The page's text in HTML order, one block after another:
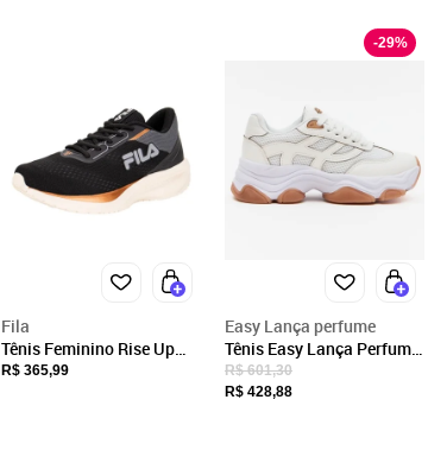
Fechar
Combate Seller
Razão Social
COMBATE SELLER LTDA ME
CNPJ
Endereço
Barão do Itararé, 22
Jaguaruna, SC/SC
CEP: 88715-000
Fila
Tênis Feminino Rise Up
Fila F02tr00116 2060116
R$ 365,99
-29%
Easy Lança perfume
Tênis Easy Lança Perfume
Recortes Metal In26
Branco Feminino
R$ 601,30
R$ 428,88